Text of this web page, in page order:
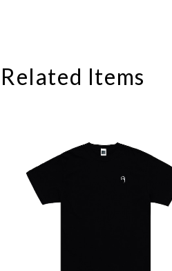
Related Items